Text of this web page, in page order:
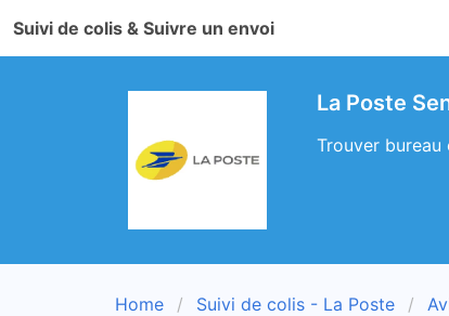
Suivi de colis & Suivre un envoi
La Poste
Trouver
Home Suivi de colis - La Poste